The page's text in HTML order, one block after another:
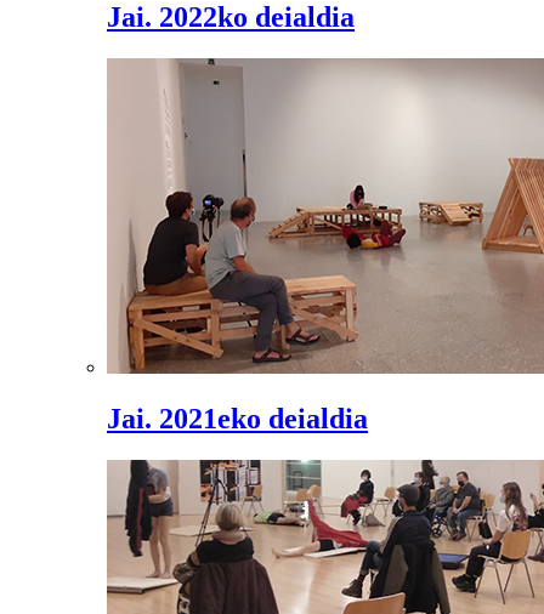
Jai. 2022ko deialdia
Jai. 2021eko deialdia